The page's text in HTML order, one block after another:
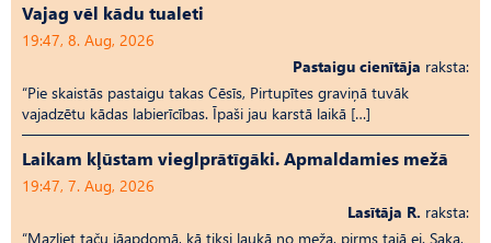
Vajag vēl kādu tualeti
19:47, 8. Aug, 2026
Pastaigu cienītāja raksta:
“Pie skaistās pastaigu takas Cēsīs, Pirtupītes graviņā tuvāk
vajadzētu kādas labierīcības. Īpaši jau karstā laikā […]
Laikam kļūstam vieglprātīgāki. Apmaldamies mežā
19:47, 7. Aug, 2026
Lasītāja R. raksta:
“Mazliet taču jāapdomā, kā tiksi laukā no meža, pirms tajā ej. Saka,